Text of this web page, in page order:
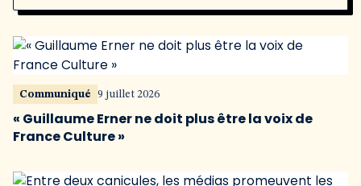
Communiqué 9 juillet 2026
« Guillaume Erner ne doit plus être la voix de
France Culture »